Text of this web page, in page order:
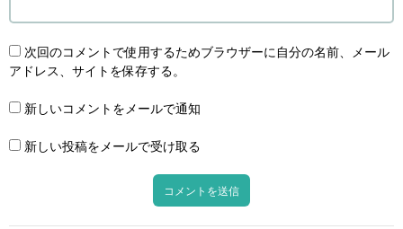
次回のコメントで使用するためブラウザーに自分の名前、メール
アドレス、サイトを保存する。
新しいコメントをメールで通知
新しい投稿をメールで受け取る